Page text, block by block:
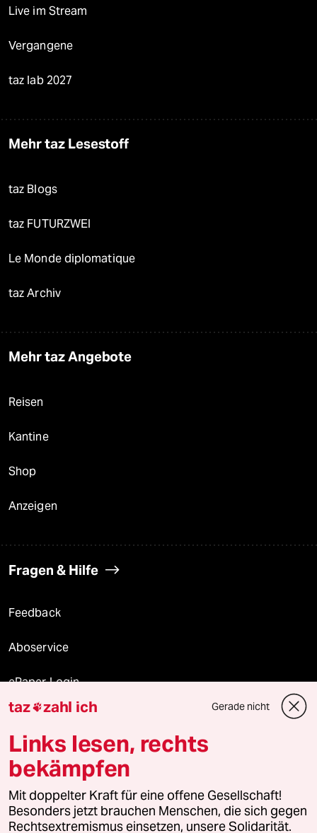
Live im Stream
Vergangene
taz lab 2027
Mehr taz Lesestoff
taz Blogs
taz FUTURZWEI
Le Monde diplomatique
taz Archiv
Mehr taz Angebote
Reisen
Kantine
Shop
Anzeigen
Fragen & Hilfe
Feedback
Aboservice
ePaper Login
Downloads für Abonnierende
© 2026 taz Verlags und Vertriebs GmbH
Alle Rechte vorbehalten. Bei rechtlichen Fragen oder für Genehmigungen
wenden Sie sich bitte an
lizenzen@taz.de
taz zahl ich Gerade nicht
Links lesen, rechts
bekämpfen
Mit doppelter Kraft für eine offene Gesellschaft!
Besonders jetzt brauchen Menschen, die sich gegen
Rechtsextremismus einsetzen, unsere Solidarität.